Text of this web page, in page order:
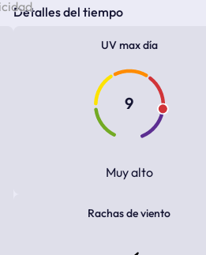
Detalles del tiempo
UV max día
9
Muy alto
Rachas de viento